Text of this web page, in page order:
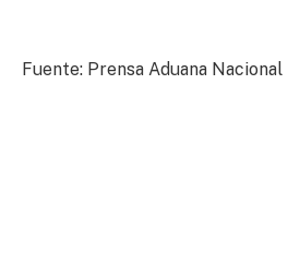
Fuente: Prensa Aduana Nacional